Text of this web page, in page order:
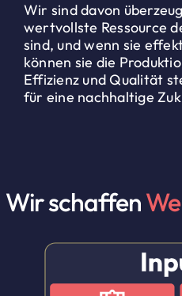
Wir sind davon
wertvollste Ressource
sind, und wenn sie
können sie die
Effizienz und Qualität
für eine nachhaltige
Wir schaffen